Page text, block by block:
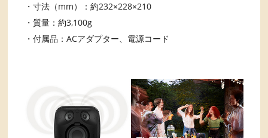
・寸法（mm）：約232×228×210
・質量：約3,100g
・付属品：ACアダプター、電源コード